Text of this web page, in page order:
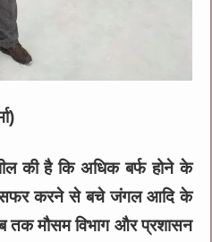
की है कि अधिक बर्फ होने के
सफर करने से बचे जंगल आदि के
तक मौसम विभाग और प्रशासन